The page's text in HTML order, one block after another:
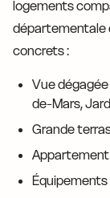
logements
départementale
concrets :
Vue
de-Mars,
Grande